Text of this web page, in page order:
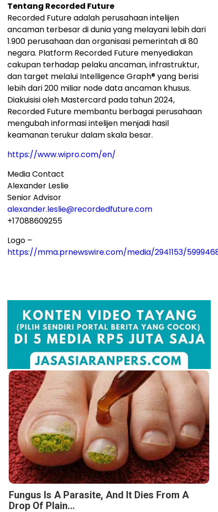
Tentang Recorded Future
Recorded Future adalah perusahaan intelijen
ancaman terbesar di dunia yang melayani lebih dari
1.900 perusahaan dan organisasi pemerintah di 80
negara. Platform Recorded Future menyediakan
cakupan terhadap pelaku ancaman, infrastruktur,
dan target melalui Intelligence Graph® yang berisi
lebih dari 200 miliar node data ancaman khusus.
Diakuisisi oleh Mastercard pada tahun 2024,
Recorded Future membantu berbagai perusahaan
mengubah informasi intelijen menjadi hasil
keamanan terukur dalam skala besar.
https://www.wipro.com/en/
Media Contact
Alexander Leslie
Senior Advisor
alexander.leslie@recordedfuture.com
+17088609255
Logo –
https://mma.prnewswire.com/media/2941153/
Fungus Is A Parasite, And It Dies From A
Drop Of Plain...